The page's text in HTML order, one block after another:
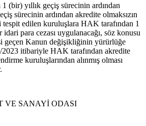
(bir) yıllık geçiş sürecinin ardından
sürecinin ardından akredite olmaksızın
edilen kuruluşlara HAK tarafından 1
para cezası uygulanacağı, söz konusu
geçen Kanun değişikliğinin yürürlüğe
itibariyle HAK tarafından akredite
kuruluşlarından alınmış olması
VE SANAYİ ODASI